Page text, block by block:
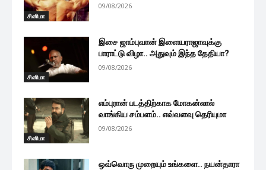
சினிமா
09/08/2026
சினிமா
இசை ஜாம்புவான் இளையராஜாவுக்கு
பாராட்டு விழா.. அதுவும் இந்த தேதியா?
09/08/2026
சினிமா
எம்புரான் படத்திற்காக மோகன்லால்
வாங்கிய சம்பளம்.. எவ்வளவு தெரியுமா
09/08/2026
ஒவ்வொரு முறையும் உங்களை.. நயன்தாரா